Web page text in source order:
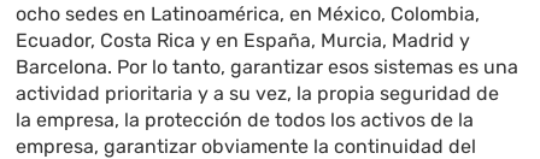
ocho sedes en Latinoamérica, en México, Colombia,
Ecuador, Costa Rica y en España, Murcia, Madrid y
Barcelona. Por lo tanto, garantizar esos sistemas es una
actividad prioritaria y a su vez, la propia seguridad de
la empresa, la protección de todos los activos de la
empresa, garantizar obviamente la continuidad del